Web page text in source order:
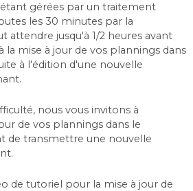
étant gérées par un traitement
les 30 minutes par la
attendre jusqu'à 1/2 heures avant
la mise à jour de vos plannings dans
à l'édition d'une nouvelle
nous vous invitons à
de vos plannings dans le
de transmettre une nouvelle
de tutoriel pour la mise à jour de